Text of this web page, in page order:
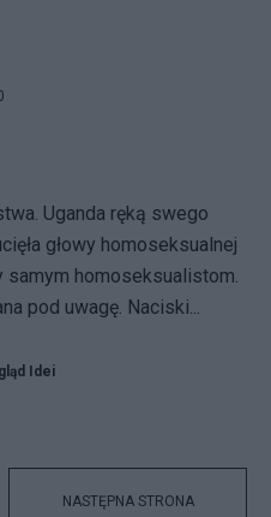
Uganda ręką swego
głowy homoseksualnej
samym homoseksualistom.
pod uwagę. Naciski...
Idei
NASTĘPNA STRONA